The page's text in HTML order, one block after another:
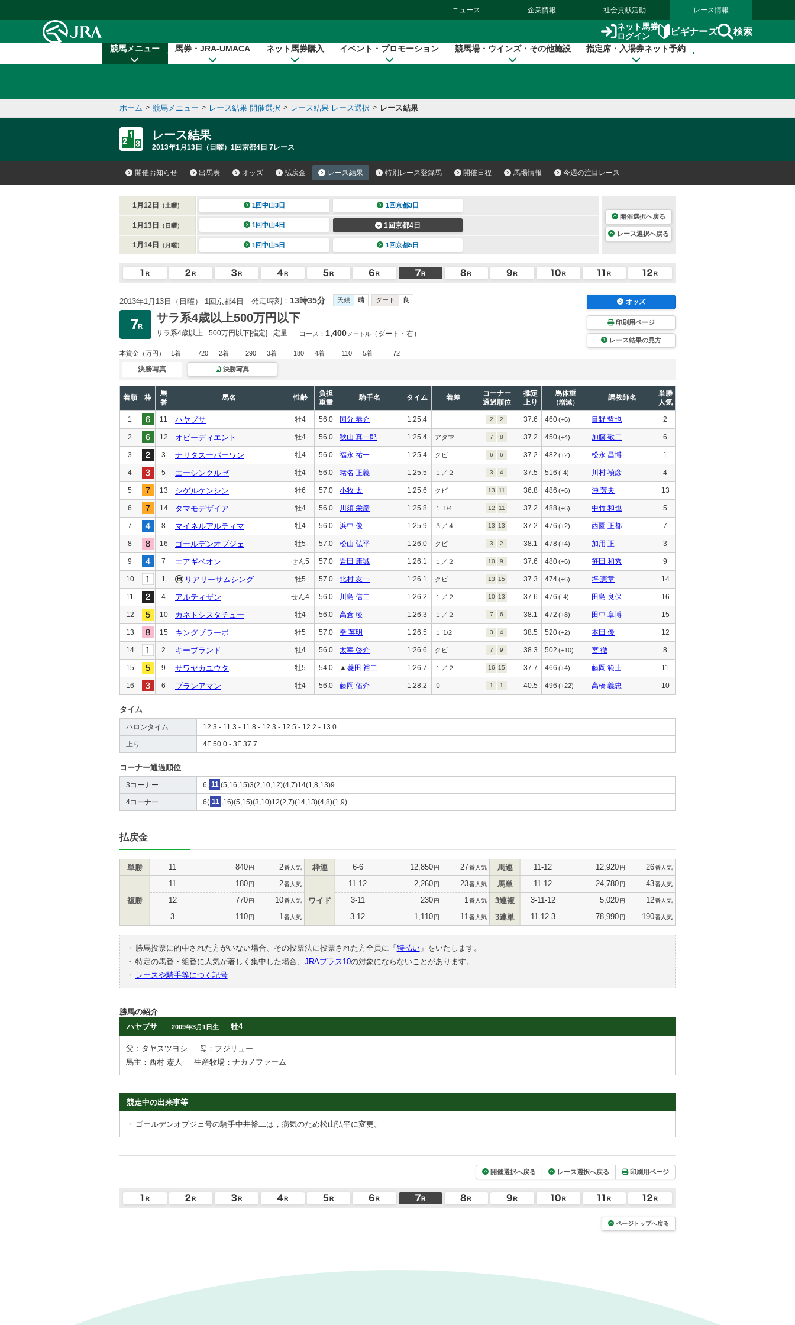
ニュース 企業情報 社会貢献活動 レース情報
ネット馬券
ログイン
ビギナーズ 検索
競馬メニュー 馬券・JRA-UMACA ネット馬券購入 イベント・プロモーション 競馬場・ウインズ・その他施設 指定席・入場券ネット予約
ホーム > 競馬メニュー > レース結果 開催選択 > レース結果 レース選択 > レース結果
レース結果
2013年1月13日（日曜）1回京都4日 7レース
開催お知らせ 出馬表 オッズ 払戻金 レース結果 特別レース登録馬 開催日程 馬場情報 今週の注目レース
1月12日 （土曜） 1回中山3日 1回京都3日
1月13日 （日曜） 1回中山4日 1回京都4日
1月14日 （月曜） 1回中山5日 1回京都5日
開催選択へ戻る
レース選択へ戻る
2013年1月13日（日曜） 1回京都4日 発走時刻： 13時35分 天候 晴 ダート 良
サラ系4歳以上500万円以下
サラ系4歳以上 500万円以下[指定] 定量 コース： 1,400 メートル （ダート・右）
本賞金 （万円） 1着 720 2着 290 3着 180 4着 110 5着 72
オッズ
印刷用ページ
レース結果の見方
決勝写真 決勝写真
着順 枠
馬
番
馬名 性齢
負担
重量
騎手名 タイム 着差
コーナー
通過順位
推定
上り
馬体重
（増減）
調教師名
単勝
人気
1 11 ハヤブサ 牡4 56.0 国分 恭介 1:25.4 2 2 37.6 460(+6) 目野 哲也 2
2 12 オビーディエント 牡4 56.0 秋山 真一郎 1:25.4 アタマ 7 8 37.2 450(+4) 加藤 敬二 6
3 3 ナリタスーパーワン 牡4 56.0 福永 祐一 1:25.4 クビ 6 6 37.2 482 (+2) 松永 昌博 1
4 5 エーシンクルゼ 牡4 56.0 蛯名 正義 1:25.5 １／２ 3 4 37.5 516 (-4) 川村 禎彦 4
5 13 シゲルケンシン 牡6 57.0 小牧 太 1:25.6 クビ 13 11 36.8 486 (+6) 沖 芳夫 13
6 14 タマモデザイア 牡4 56.0 川須 栄彦 1:25.8 １ 1/4 12 11 37.2 488 (+6) 中竹 和也 5
7 8 マイネルアルティマ 牡4 56.0 浜中 俊 1:25.9 ３／４ 13 13 37.2 476 (+2) 西園 正都 7
8 16 ゴールデンオブジェ 牡5 57.0 松山 弘平 1:26.0 クビ 3 2 38.1 478 (+4) 加用 正 3
9 7 エアギベオン せん5 57.0 岩田 康誠 1:26.1 １／２ 10 9 37.6 480(+6) 笹田 和秀 9
10 1 リアリーサムシング 牡5 57.0 北村 友一 1:26.1 クビ 13 15 37.3 474(+6) 坪 憲章 14
11 4 アルティザン せん4 56.0 川島 信二 1:26.2 １／２ 10 13 37.6 476 (-4) 田島 良保 16
12 10 カネトシスタチュー 牡4 56.0 高倉 稜 1:26.3 １／２ 7 6 38.1 472 (+8) 田中 章博 15
13 15 キングブラーボ 牡5 57.0 幸 英明 1:26.5 １ 1/2 3 4 38.5 520(+2) 本田 優 12
14 2 キーブランド 牡4 56.0 太宰 啓介 1:26.6 クビ 7 9 38.3 502 (+10) 宮 徹 8
15 9 サワヤカユウタ 牡5 54.0 ▲ 菱田 裕二 1:26.7 １／２ 16 15 37.7 466 (+4) 藤岡 範士 11
16 6 ブランアマン 牡4 56.0 藤岡 佑介 1:28.2 ９ 1 1 40.5 496 (+22) 高橋 義忠 10
タイム
ハロンタイム 12.3 - 11.3 - 11.8 - 12.3 - 12.5 - 12.2 - 13.0
上り 4F 50.0 - 3F 37.7
コーナー通過順位
3コーナー 6, 11 (5,16,15)3(2,10,12)(4,7)14(1,8,13)9
4コーナー 6( 11 ,16)(5,15)(3,10)12(2,7)(14,13)(4,8)(1,9)
払戻金
単勝 11 840円 2番人気
複勝
11 180円 2番人気
12 770円 10番人気
3 110円 1 番人気
枠連 6-6 12,850円 27番人気
ワイド
11-12 2,260円 23番人気
3-11 230円 1 番人気
3-12 1,110円 11 番人気
馬連 11-12 12,920円 26番人気
馬単 11-12 24,780円 43番人気
3連複 3-11-12 5,020円 12番人気
3連単 11-12-3 78,990円 190番人気
・ 勝馬投票に的中された方がいない場合、その投票法に投票された方全員に「 特払い」をいたします。
・ 特定の馬番・組番に人気が著しく集中した場合、 JRAプラス10の対象にならないことがあります。
・
レースや騎手等につく記号
勝馬の紹介
ハヤブサ
2009年3月1日生 牡4
父：タヤスツヨシ
母：フジリュー
馬主：西村 憲人
生産牧場：ナカノファーム
競走中の出来事等
・ ゴールデンオブジェ号の騎手中井裕二は，病気のため松山弘平に変更。
開催選択へ戻る レース選択へ戻る 印刷用ページ
ページトップへ戻る